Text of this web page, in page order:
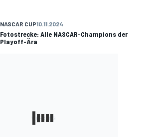
NASCAR CUP10.11.2024
Fotostrecke: Alle NASCAR-Champions der
Playoff-Ära